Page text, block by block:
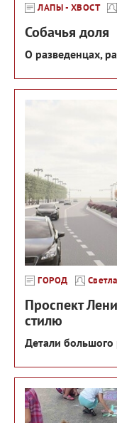
ЛАПЫ - ХВОСТ
Собачья доля
О разведенцах,
ГОРОД
Проспект
стилю
Детали большого